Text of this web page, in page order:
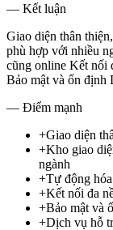
— Kết luận
Giao diện thân
phù hợp với nhiều
cũng online Kết nối
Bảo mật và ổn định
— Điểm mạnh
+Giao diện
+Kho giao
ngành
+Tự động
+Kết nối đa
+Bảo mật và
+Dịch vụ hỗ